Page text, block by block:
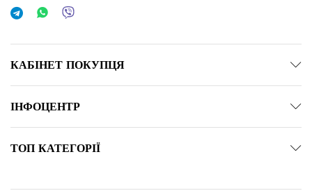
КАБІНЕТ ПОКУПЦЯ
ІНФОЦЕНТР
ТОП КАТЕГОРІЇ